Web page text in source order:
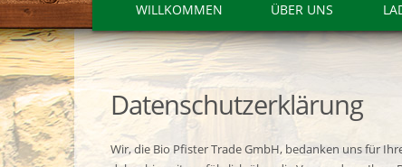
WILLKOMMEN ÜBER UNS
Datenschutzerklärung
Wir, die Bio Pfister Trade GmbH, bedanken uns für